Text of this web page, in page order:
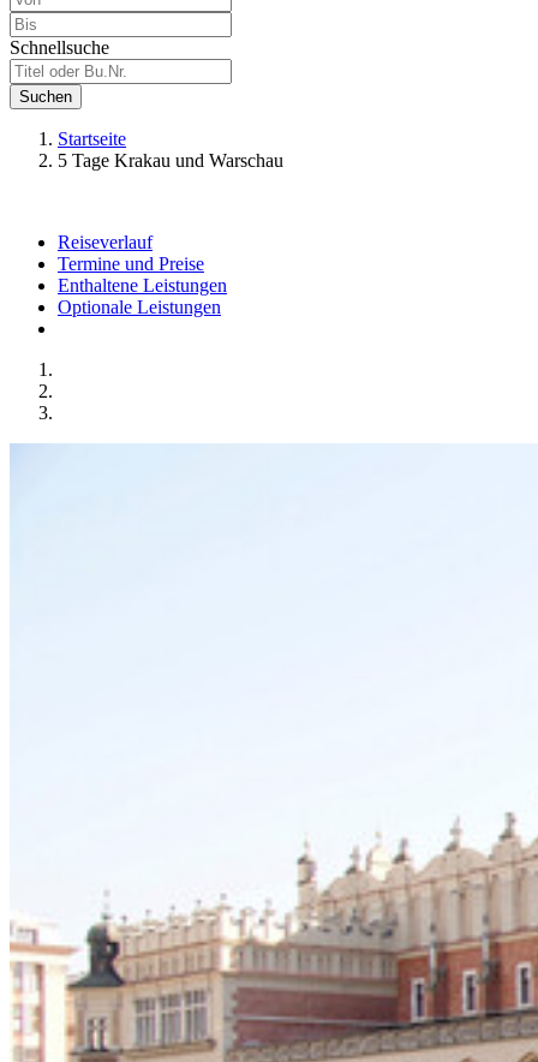
Schnellsuche
Suchen
Startseite
5 Tage Krakau und Warschau
Reiseverlauf
Termine und Preise
Enthaltene Leistungen
Optionale Leistungen